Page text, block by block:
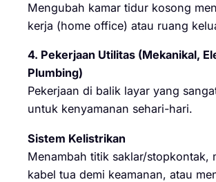
Mengubah kamar tidur kosong
kerja (home office) atau ruang
4. Pekerjaan Utilitas (Mekanikal,
Plumbing)
Pekerjaan di balik layar yang
untuk kenyamanan sehari-hari.
Sistem Kelistrikan
Menambah titik saklar/stopkontak,
kabel tua demi keamanan, atau